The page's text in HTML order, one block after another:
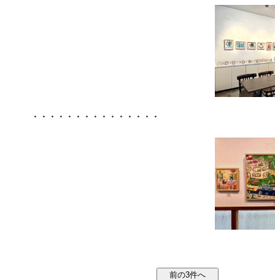
・・・・・・・・・・・・・・・